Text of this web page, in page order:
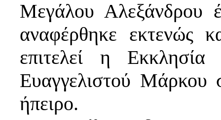
Μεγάλου Αλεξάνδρου
αναφέρθηκε εκτενώς
επιτελεί η
Ευαγγελιστού Μάρκου
ήπειρο.